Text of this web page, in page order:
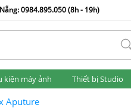
0984.895.050 (8h - 19h)
tlk
kiện máy ảnh Thiết bị Studio
Aputure